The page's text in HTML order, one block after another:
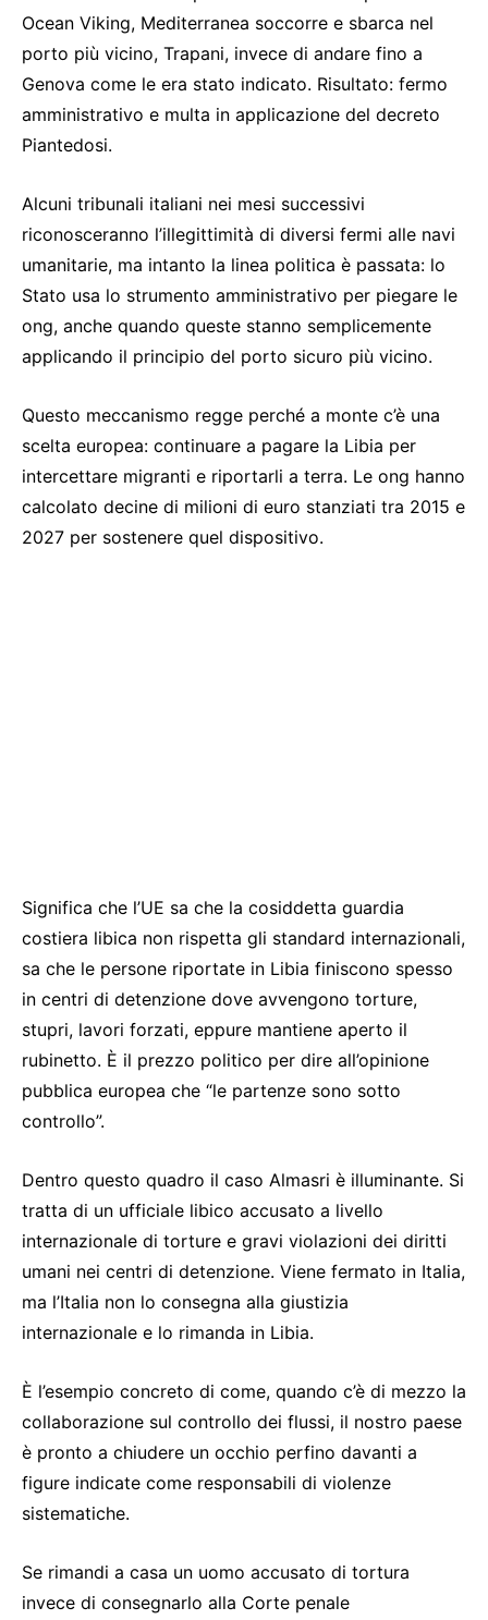
Ocean Viking, Mediterranea soccorre e sbarca nel
porto più vicino, Trapani, invece di andare fino a
Genova come le era stato indicato. Risultato: fermo
amministrativo e multa in applicazione del decreto
Piantedosi.
Alcuni tribunali italiani nei mesi successivi
riconosceranno l’illegittimità di diversi fermi alle navi
umanitarie, ma intanto la linea politica è passata: lo
Stato usa lo strumento amministrativo per piegare le
ong, anche quando queste stanno semplicemente
applicando il principio del porto sicuro più vicino.
Questo meccanismo regge perché a monte c’è una
scelta europea: continuare a pagare la Libia per
intercettare migranti e riportarli a terra. Le ong hanno
calcolato decine di milioni di euro stanziati tra 2015 e
2027 per sostenere quel dispositivo.
Significa che l’UE sa che la cosiddetta guardia
costiera libica non rispetta gli standard internazionali,
sa che le persone riportate in Libia finiscono spesso
in centri di detenzione dove avvengono torture,
stupri, lavori forzati, eppure mantiene aperto il
rubinetto. È il prezzo politico per dire all’opinione
pubblica europea che “le partenze sono sotto
controllo”.
Dentro questo quadro il caso Almasri è illuminante. Si
tratta di un ufficiale libico accusato a livello
internazionale di torture e gravi violazioni dei diritti
umani nei centri di detenzione. Viene fermato in Italia,
ma l’Italia non lo consegna alla giustizia
internazionale e lo rimanda in Libia.
È l’esempio concreto di come, quando c’è di mezzo la
collaborazione sul controllo dei flussi, il nostro paese
è pronto a chiudere un occhio perfino davanti a
figure indicate come responsabili di violenze
sistematiche.
Se rimandi a casa un uomo accusato di tortura
invece di consegnarlo alla Corte penale